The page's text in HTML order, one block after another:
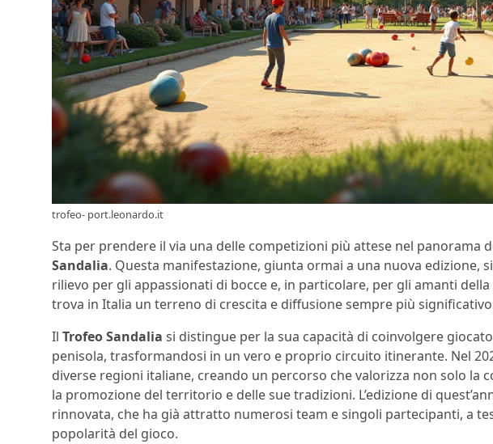
trofeo- port.leonardo.it
Sta per prendere il via una delle competizioni più attese nel panorama
Sandalia. Questa manifestazione, giunta ormai a una nuova edizione,
rilievo per gli appassionati di bocce e, in particolare, per gli amanti
trova in Italia un terreno di crescita e diffusione sempre più
Il Trofeo Sandalia si distingue per la sua capacità di coinvolgere
penisola, trasformandosi in un vero e proprio circuito itinerante. Nel
diverse regioni italiane, creando un percorso che valorizza non solo la
la promozione del territorio e delle sue tradizioni. L’edizione di
rinnovata, che ha già attratto numerosi team e singoli partecipanti, a
popolarità del gioco.